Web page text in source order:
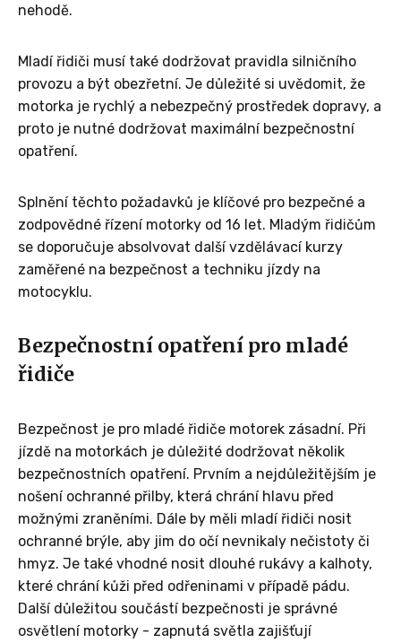
nehodě.
Mladí řidiči musí také dodržovat pravidla silničního
provozu a být obezřetní. Je důležité si uvědomit, že
motorka je rychlý a nebezpečný prostředek dopravy, a
proto je nutné dodržovat maximální bezpečnostní
opatření.
Splnění těchto požadavků je klíčové pro bezpečné a
zodpovědné řízení motorky od 16 let. Mladým řidičům
se doporučuje absolvovat další vzdělávací kurzy
zaměřené na bezpečnost a techniku jízdy na
motocyklu.
Bezpečnostní opatření pro mladé
řidiče
Bezpečnost je pro mladé řidiče motorek zásadní. Při
jízdě na motorkách je důležité dodržovat několik
bezpečnostních opatření. Prvním a nejdůležitějším je
nošení ochranné přilby, která chrání hlavu před
možnými zraněními. Dále by měli mladí řidiči nosit
ochranné brýle, aby jim do očí nevnikaly nečistoty či
hmyz. Je také vhodné nosit dlouhé rukávy a kalhoty,
které chrání kůži před odřeninami v případě pádu.
Další důležitou součástí bezpečnosti je správné
osvětlení motorky - zapnutá světla zajišťují